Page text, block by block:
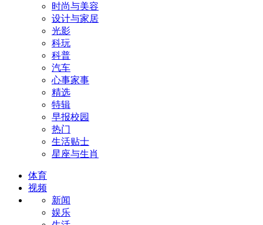
时尚与美容
设计与家居
光影
科玩
科普
汽车
心事家事
精选
特辑
早报校园
热门
生活贴士
星座与生肖
体育
视频
新闻
娱乐